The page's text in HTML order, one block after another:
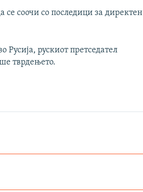
соочи со последици за директен
Русија, рускиот претседател
тврдењето.